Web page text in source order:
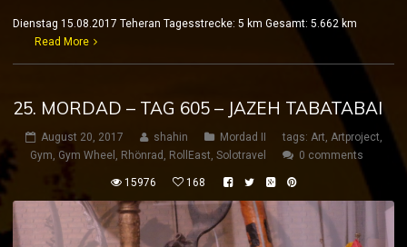
Dienstag 15.08.2017 Teheran Tagesstrecke: 5 km Gesamt: 5.662 km
Read More
25. MORDAD – TAG 605 – JAZEH TABATABAI
August 20, 2017 shahin Mordad II tags: Art, Artproject,
Gym, Gym Wheel , Rhönrad , RollEast, Solotravel 0 comments
15976 168